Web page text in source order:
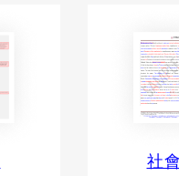
社